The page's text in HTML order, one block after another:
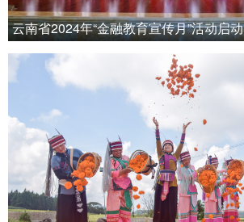
云南省2024年“金融教育宣传月”活动启动